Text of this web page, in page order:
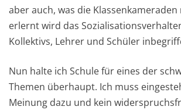
aber auch, was die
erlernt wird das
Kollektivs, Lehrer und Schüler
Nun halte ich Schule für eines der
Themen überhaupt. Ich muss
Meinung dazu und kein